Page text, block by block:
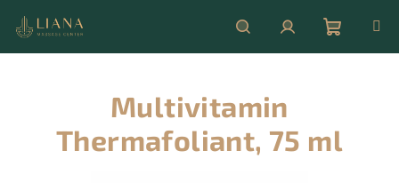
obsah
HledatPřihlášeníNákupní
Multivitamin
Thermafoliant, 75 ml